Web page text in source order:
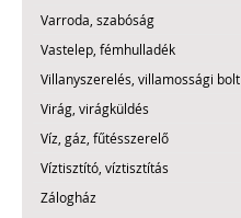
Varroda, szabóság
Vastelep, fémhulladék
Villanyszerelés, villamossági bolt
Virág, virágküldés
Víz, gáz, fűtésszerelő
Víztisztító, víztisztítás
Zálogház